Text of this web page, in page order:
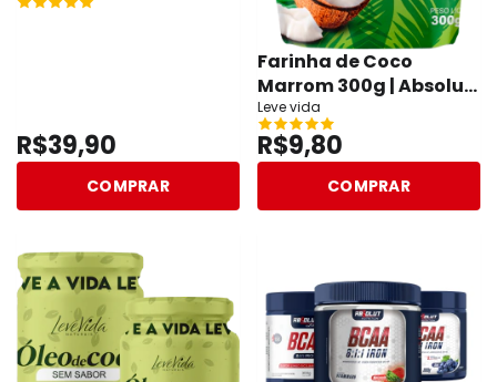
R$39,90
COMPRAR
Farinha de Coco
Marrom 300g | Absolut
Nutrition
Leve vida
R$9,80
COMPRAR